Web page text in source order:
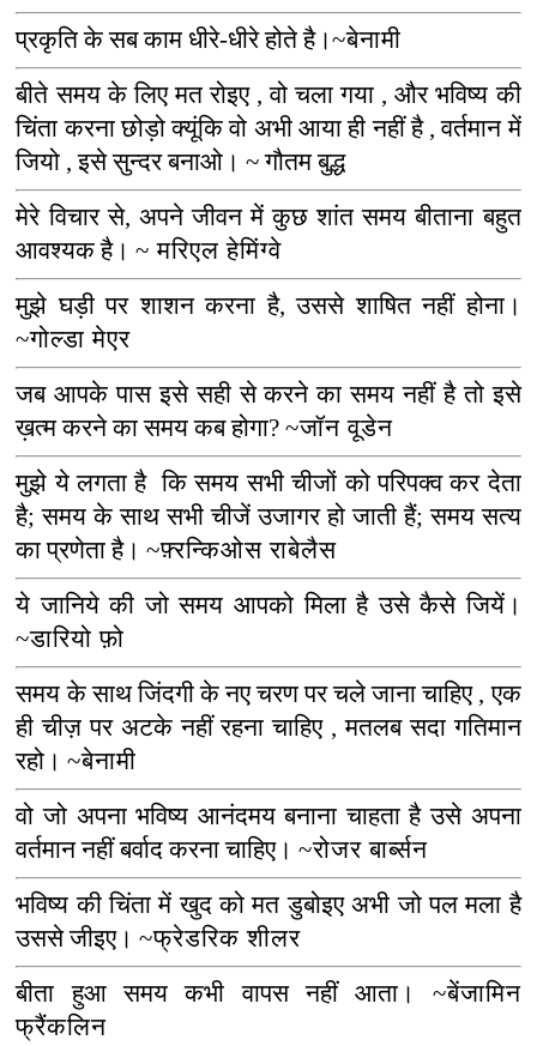
प्रकृति के सब काम धीरे-धीरे होते है।~बेनामी
बीते समय के लिए मत रोइए ,वो चला गया ,और भविष्य की
चिंता करना छोड़ो क्यूंकि वो अभी आया ही नहीं है ,वर्तमान में
जियो ,इसे सुन्दर बनाओ। ~ गौतम बुद्ध
मेरे विचार से, अपने जीवन में कुछ शांत समय बीताना बहुत
आवश्यक है।~ मरिएल हेमिंग्वे
मुझे घड़ी पर शाशन करना है,उससे शाषित नहीं होना।
~गोल्डा मेएर
जब आपके पास इसे सही से करने का समय नहीं है तो इसे
ख़त्म करने का समय कब होगा? ~जॉन वूडेन
मुझे ये लगता है कि समय सभी चीजों को परिपक्व कर देता
है;समय के साथ सभी चीजें उजागर हो जाती हैं;समय सत्य
का प्रणेता है।~फ़्रन्किओस राबेलैस
ये जानिये की जो समय आपको मिला है उसे कैसे जियें।
~डारियो फ़ो
समय के साथ जिंदगी के नए चरण पर चले जाना चाहिए ,एक
ही चीज़ पर अटके नहीं रहना चाहिए ,मतलब सदा गतिमान
रहो ।~बेनामी
वो जो अपना भविष्य आनंदमय बनाना चाहता है उसे अपना
वर्तमान नहीं बर्वाद करना चाहिए।~रोजर बार्ब्सन
भविष्य की चिंता में खुद को मत डुबोइए अभी जो पल मला है
उससे जीइए।~फ्रेडरिक शीलर
बीता हुआ समय कभी वापस नहीं आता। ~बेंजामिन
फ्रैंकलिन